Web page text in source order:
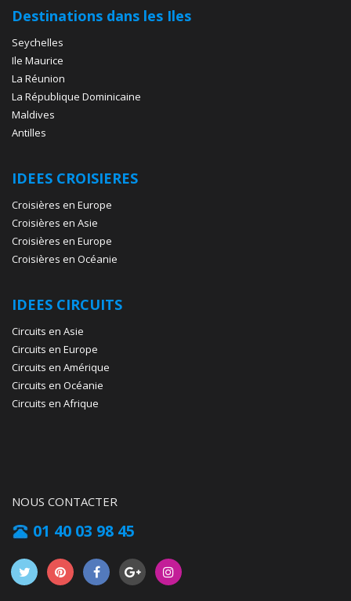
Destinations dans les Iles
Seychelles
Ile Maurice
La Réunion
La République Dominicaine
Maldives
Antilles
IDEES CROISIERES
Croisières en Europe
Croisières en Asie
Croisières en Europe
Croisières en Océanie
IDEES CIRCUITS
Circuits en Asie
Circuits en Europe
Circuits en Amérique
Circuits en Océanie
Circuits en Afrique
NOUS CONTACTER
01 40 03 98 45